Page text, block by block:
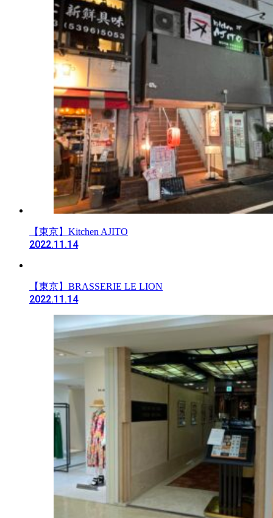
【東京】Kitchen AJITO
2022.11.14
【東京】BRASSERIE LE LION
2022.11.14